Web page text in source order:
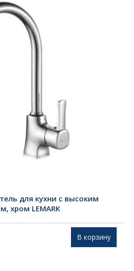
для кухни с высоким
хром LEMARK
В корзину